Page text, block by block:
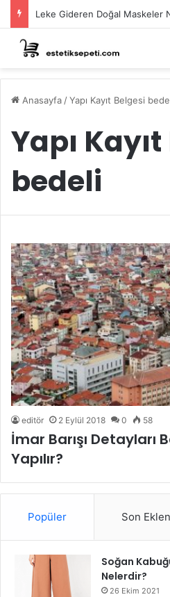
Leke Gideren Doğal Maskeler
Anasayfa /Yapı Kayıt Belgesi
Yapı
bedeli
editör 2 Eylül 2018 0 58
İmar Barışı Detayları
Yapılır?
Popüler Son
Soğan
Nelerdir?
26 Ekim 2021